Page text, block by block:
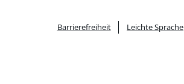
Barrierefreiheit Leichte Sprache